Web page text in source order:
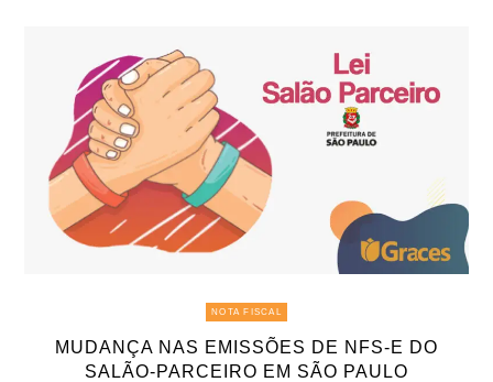
NOTA FISCAL
MUDANÇA NAS EMISSÕES DE NFS-E DO
SALÃO-PARCEIRO EM SÃO PAULO